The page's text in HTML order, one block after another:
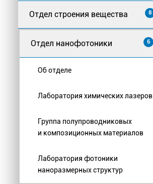
Отдел строения вещества 8
Отдел нанофотоники 6
Об отделе
Лаборатория химических лазеров
Группа полупроводниковых
и композиционных материалов
Лаборатория фотоники
наноразмерных структур